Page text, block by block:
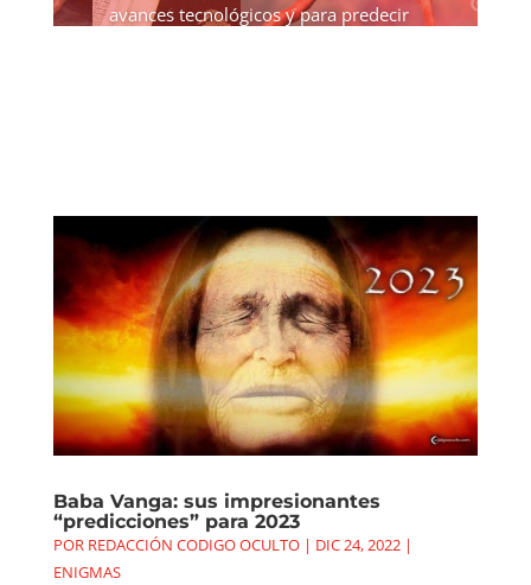
avances tecnológicos y para predecir
Baba Vanga: sus impresionantes
“predicciones” para 2023
POR REDACCIÓN CODIGO OCULTO| DIC 24, 2022|
ENIGMAS